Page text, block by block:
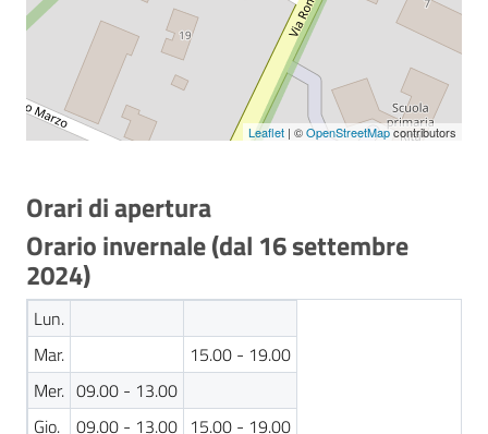
Chiedi al
bibliotecario
Contatti
Leaflet | ©OpenStreetMapcontributors
Orari di apertura
Orario invernale (dal 16 settembre
2024)
Lun.
Mar.
15.00 - 19.00
Mer. 09.00 - 13.00
Gio.
09.00 - 13.00 15.00 - 19.00